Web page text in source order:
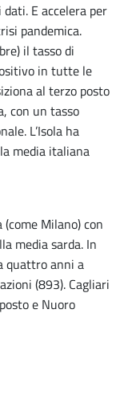
E accelera per
pandemica.
il tasso di
in tutte le
al terzo posto
con un tasso
L’Isola ha
media italiana
Milano) con
media sarda. In
quattro anni a
(893). Cagliari
e Nuoro